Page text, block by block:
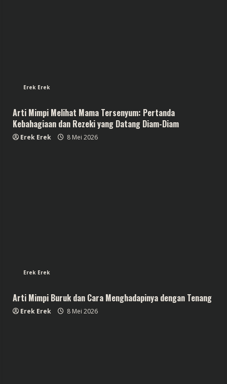
Erek Erek
Arti Mimpi Melihat Mama Tersenyum: Pertanda
Kebahagiaan dan Rezeki yang Datang Diam-Diam
Erek Erek 8 Mei 2026
Erek Erek
Arti Mimpi Buruk dan Cara Menghadapinya dengan Tenang
Erek Erek 8 Mei 2026